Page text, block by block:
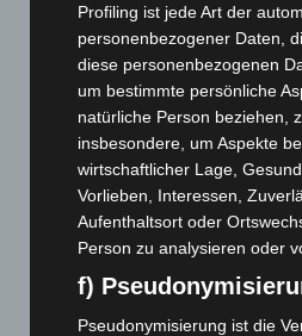
6. August 2026
Region Hannover: 21 neue
Roten Kreuz
5. August 2026
Mann läuft mit Hockeyschläger
Zeugen
5. August 2026
Celle: Mensch stirbt bei Bagger-
5. August 2026
Profiling ist jede Art der
personenbezogener Daten,
diese personenbezogenen
um bestimmte persönliche
natürliche Person beziehen,
insbesondere, um Aspekte
wirtschaftlicher Lage,
Vorlieben, Interessen,
Aufenthaltsort oder
Person zu analysieren oder
f)
Pseudonymisierung ist die